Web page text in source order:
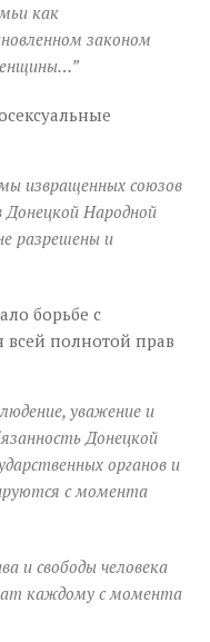
как
законом
извращенных союзов
Народной
разрешены и
борьбе с
полнотой прав
уважение и
Донецкой
органов и
с момента
и свободы человека
каждому с момента